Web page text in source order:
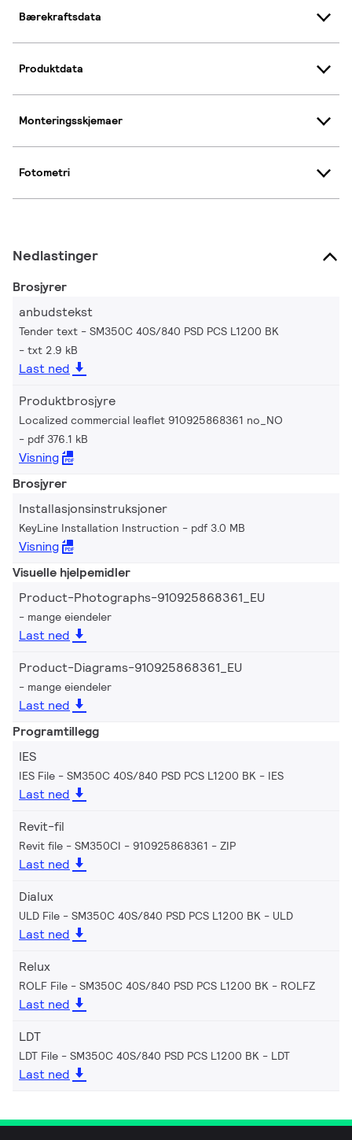
Bærekraftsdata
Produktdata
Monteringsskjemaer
Fotometri
Nedlastinger
Brosjyrer
anbudstekst
Tender text - SM350C 40S/840 PSD PCS L1200 BK
txt 2.9 kB
Last ned
Produktbrosjyre
Localized commercial leaflet 910925868361 no_NO
pdf 376.1 kB
Visning
Brosjyrer
Installasjonsinstruksjoner
KeyLine Installation Instruction pdf 3.0 MB
Visning
Visuelle hjelpemidler
Product-Photographs-910925868361_EU
mange eiendeler
Last ned
Product-Diagrams-910925868361_EU
mange eiendeler
Last ned
Programtillegg
IES
IES File - SM350C 40S/840 PSD PCS L1200 BK IES
Last ned
Revit-fil
Revit file - SM350CI - 910925868361 ZIP
Last ned
Dialux
ULD File - SM350C 40S/840 PSD PCS L1200 BK ULD
Last ned
Relux
ROLF File - SM350C 40S/840 PSD PCS L1200 BK ROLFZ
Last ned
LDT
LDT File - SM350C 40S/840 PSD PCS L1200 BK LDT
Last ned